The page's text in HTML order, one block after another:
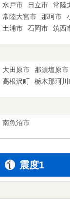
水戸市 日立市 常陸
常陸大宮市
那珂市
土浦市
石岡市 筑西
大田原市 那須塩原市
高根沢町
栃木那珂川
南魚沼市
震度1